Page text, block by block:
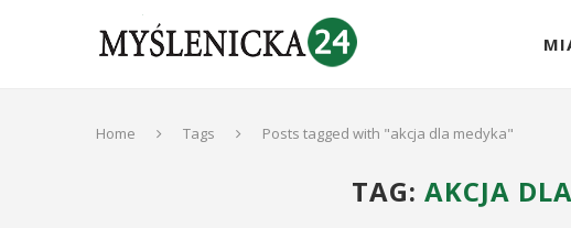
Home Tags Posts tagged with "akcja dla medyka"
TAG:AKCJA